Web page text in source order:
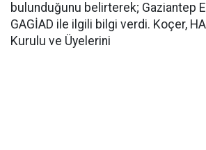
bulunduğunu belirterek; Gaziantep
GAGİAD ile ilgili bilgi verdi. Koçer,
Kurulu ve Üyelerini